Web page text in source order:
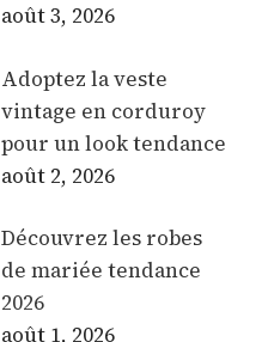
août 3, 2026
Adoptez la veste
vintage en corduroy
pour un look tendance
août 2, 2026
Découvrez les robes
de mariée tendance
2026
août 1, 2026